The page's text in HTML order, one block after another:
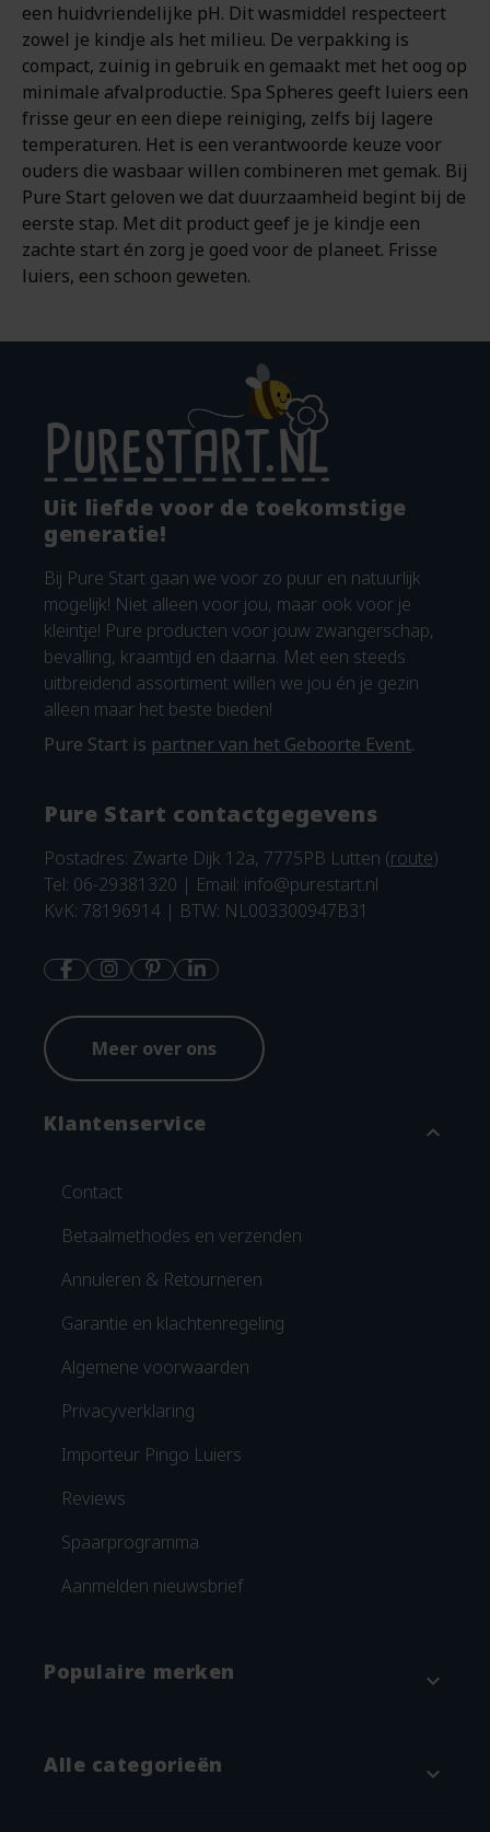
een huidvriendelijke pH. Dit wasmiddel respecteert
zowel je kindje als het milieu. De verpakking is
compact, zuinig in gebruik en gemaakt met het oog op
minimale afvalproductie. Spa Spheres geeft luiers een
frisse geur en een diepe reiniging, zelfs bij lagere
temperaturen. Het is een verantwoorde keuze voor
ouders die wasbaar willen combineren met gemak. Bij
Pure Start geloven we dat duurzaamheid begint bij de
eerste stap. Met dit product geef je je kindje een
zachte start én zorg je goed voor de planeet. Frisse
luiers, een schoon geweten.
Uit liefde voor de toekomstige
generatie!
Bij Pure Start gaan we voor zo puur en natuurlijk
mogelijk! Niet alleen voor jou, maar ook voor je
kleintje! Pure producten voor jouw zwangerschap,
bevalling, kraamtijd en daarna. Met een steeds
uitbreidend assortiment willen we jou én je gezin
alleen maar het beste bieden!
Pure Start is partner van het Geboorte Event.
Pure Start contactgegevens
Postadres: Zwarte Dijk 12a, 7775PB Lutten (route)
Tel: 06-29381320 | Email: info@purestart.nl
KvK: 78196914 | BTW: NL003300947B31
Meer over ons
Klantenservice expand_more
Contact
Betaalmethodes en verzenden
Annuleren & Retourneren
Garantie en klachtenregeling
Algemene voorwaarden
Privacyverklaring
Importeur Pingo Luiers
Reviews
Spaarprogramma
Aanmelden nieuwsbrief
Populaire merken expand_more
Alle categorieën expand_more